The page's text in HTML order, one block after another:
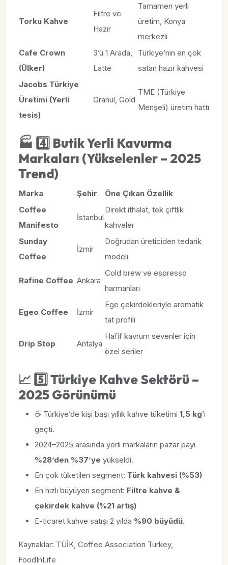
Torku Kahve
Filtre ve
Hazır
Tamamen yerli
üretim, Konya
merkezli
Cafe Crown
(Ülker)
3’ü 1 Arada,
Latte
Türkiye’nin en çok
satan hazır kahvesi
Jacobs Türkiye
Üretimi (Yerli
tesis)
Granül, Gold
TME (Türkiye
Menşeli) üretim hattı
🏭 4️⃣ Butik Yerli Kavurma
Markaları (Yükselenler – 2025
Trend)
Marka Şehir
Öne Çıkan Özellik
Coffee
Manifesto
İstanbul
Direkt ithalat, tek çiftlik
kahveler
Sunday
Coffee
İzmir
Doğrudan üreticiden tedarik
modeli
Rafine Coffee Ankara
Cold brew ve espresso
harmanları
Egeo Coffee İzmir
Ege çekirdekleriyle aromatik
tat profili
Drip Stop Antalya
Hafif kavrum sevenler için
özel seriler
📈 5️⃣ Türkiye Kahve Sektörü –
2025 Görünümü
☕ Türkiye’de kişi başı yıllık kahve tüketimi 1,5 kg’ı
geçti.
2024–2025 arasında yerli markaların pazar payı
%28’den %37’ye yükseldi.
En çok tüketilen segment: Türk kahvesi (%53)
En hızlı büyüyen segment: Filtre kahve &
çekirdek kahve (%21 artış)
E-ticaret kahve satışı 2 yılda %90 büyüdü.
Kaynaklar: TÜİK, Coffee Association Turkey,
FoodInLife